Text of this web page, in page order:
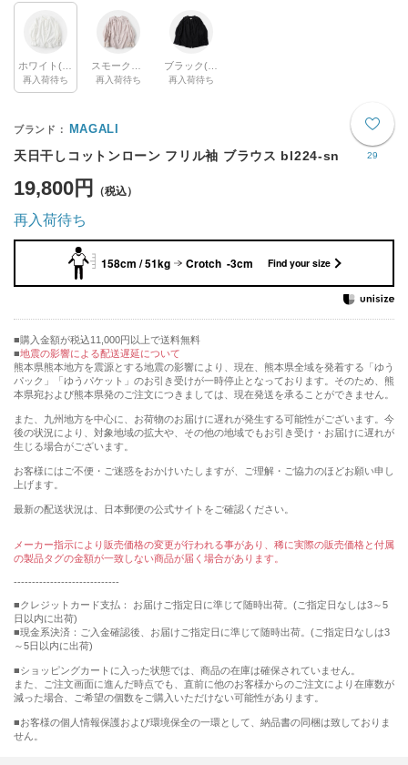
再入荷待ち 再入荷待ち 再入荷待ち
29
MAGALI
天日干しコットンローン フリル袖 ブラウス bl224-sn
19,800円
再入荷待ち
158cm / 51kg Crotch -3cm Find your size
購入金額が税込11,000円以上で送料無料
地震の影響による配送遅延について
熊本県熊本地方を震源とする地震の影響により、現在、熊本県全域を発着する「ゆう
パック」「ゆうパケット」のお引き受けが一時停止となっております。そのため、熊
本県宛および熊本県発のご注文につきましては、現在発送を承ることができません。
また、九州地方を中心に、お荷物のお届けに遅れが発生する可能性がございます。今
後の状況により、対象地域の拡大や、その他の地域でもお引き受け・お届けに遅れが
生じる場合がございます。
お客様にはご不便・ご迷惑をおかけいたしますが、ご理解・ご協力のほどお願い申し
上げます。
最新の配送状況は、日本郵便の公式サイトをご確認ください。
メーカー指示により販売価格の変更が行われる事があり、稀に実際の販売価格と付属
の製品タグの金額が一致しない商品が届く場合があります。
-----------------------------
■クレジットカード支払： お届けご指定日に準じて随時出荷。(ご指定日なしは3～5
日以内に出荷)
■現金系決済：ご入金確認後、お届けご指定日に準じて随時出荷。(ご指定日なしは3
～5日以内に出荷)
■ショッピングカートに入った状態では、商品の在庫は確保されていません。
また、ご注文画面に進んだ時点でも、直前に他のお客様からのご注文により在庫数が
減った場合、ご希望の個数をご購入いただけない可能性があります。
■お客様の個人情報保護および環境保全の一環として、納品書の同梱は致しておりま
せん。